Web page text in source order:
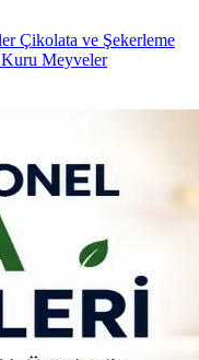
Çikolata ve Şekerleme
Meyveler